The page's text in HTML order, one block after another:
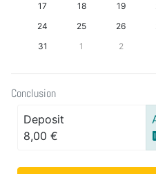
17
18 19
24
25 26
31
1 2
Conclusion
Deposit
8,00 €